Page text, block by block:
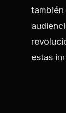
también
estas